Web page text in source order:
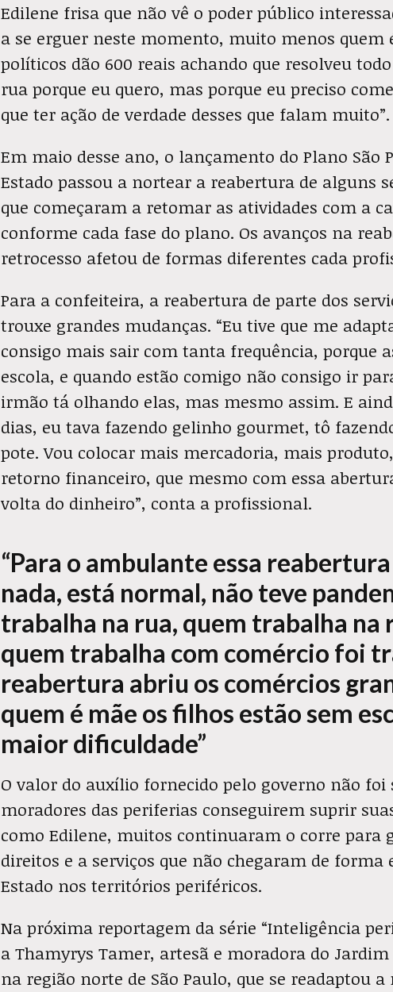
Edilene frisa que não vê o poder público
a se erguer neste momento, muito menos quem
políticos dão 600 reais achando que resolveu
rua porque eu quero, mas porque eu preciso
que ter ação de verdade desses que falam muito”.
Em maio desse ano, o lançamento do Plano São
Estado passou a nortear a reabertura de alguns
que começaram a retomar as atividades com a
conforme cada fase do plano. Os avanços na
retrocesso afetou de formas diferentes cada
Para a confeiteira, a reabertura de parte dos
trouxe grandes mudanças. “Eu tive que me
consigo mais sair com tanta frequência, porque
escola, e quando estão comigo não consigo ir
irmão tá olhando elas, mas mesmo assim. E
dias, eu tava fazendo gelinho gourmet, tô
pote. Vou colocar mais mercadoria, mais
retorno financeiro, que mesmo com essa
volta do dinheiro”, conta a profissional.
“Para o ambulante essa
nada, está normal, não teve
trabalha na rua, quem trabalha na
quem trabalha com comércio foi
reabertura abriu os comércios
quem é mãe os filhos estão sem
maior dificuldade”
O valor do auxílio fornecido pelo governo não
moradores das periferias conseguirem suprir
como Edilene, muitos continuaram o corre para
direitos e a serviços que não chegaram de forma
Estado nos territórios periféricos.
Na próxima reportagem da série “Inteligência
a Thamyrys Tamer, artesã e moradora do Jardim
na região norte de São Paulo, que se readaptou